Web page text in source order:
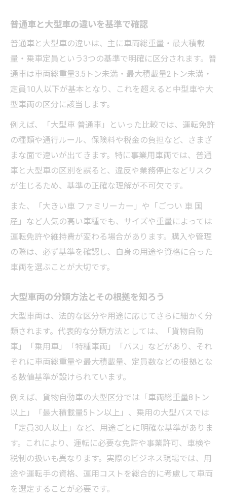
普通車と大型車の違いを基準で確認
普通車と大型車の違いは、主に車両総重量・最大積載
量・乗車定員という3つの基準で明確に区分されます。普
通車は車両総重量3.5トン未満・最大積載量2トン未満・
定員10人以下が基本となり、これを超えると中型車や大
型車両の区分に該当します。
例えば、「大型車 普通車」といった比較では、運転免許
の種類や通行ルール、保険料や税金の負担など、さまざ
まな面で違いが出てきます。特に事業用車両では、普通
車と大型車の区別を誤ると、違反や業務停止などリスク
が生じるため、基準の正確な理解が不可欠です。
また、「大きい車 ファミリーカー」や「ごつい 車 国
産」など人気の高い車種でも、サイズや重量によっては
運転免許や維持費が変わる場合があります。購入や管理
の際は、必ず基準を確認し、自身の用途や資格に合った
車両を選ぶことが大切です。
大型車両の分類方法とその根拠を知ろう
大型車両は、法的な区分や用途に応じてさらに細かく分
類されます。代表的な分類方法としては、「貨物自動
車」「乗用車」「特種車両」「バス」などがあり、それ
ぞれに車両総重量や最大積載量、定員数などの根拠とな
る数値基準が設けられています。
例えば、貨物自動車の大型区分では「車両総重量8トン
以上」「最大積載量5トン以上」、乗用の大型バスでは
「定員30人以上」など、用途ごとに明確な基準がありま
す。これにより、運転に必要な免許や事業許可、車検や
税制の扱いも異なります。実際のビジネス現場では、用
途や運転手の資格、運用コストを総合的に考慮して車両
を選定することが必要です。